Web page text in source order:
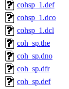
cohsp_1.def
cohsp_1.dco
cohsp_1.dcl
coh_sp.the
coh_sp.dno
coh_sp.dfr
coh_sp.def